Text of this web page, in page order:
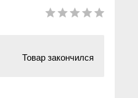
Товар закончился